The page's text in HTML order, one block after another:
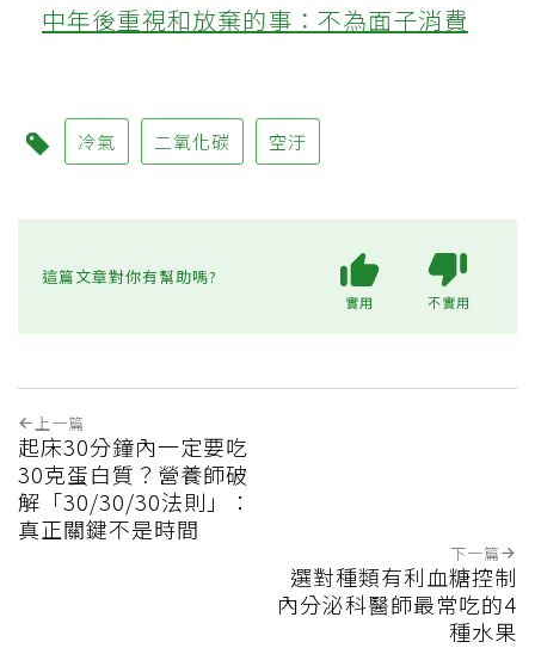
中年後重視和放棄的事：不為面子消費
冷氣 二氧化碳 空汙
這篇文章對你有幫助嗎?
實用 不實用
上一篇
起床30分鐘內一定要吃
30克蛋白質？營養師破
解「30/30/30法則」：
真正關鍵不是時間
下一篇
選對種類有利血糖控制
內分泌科醫師最常吃的4
種水果